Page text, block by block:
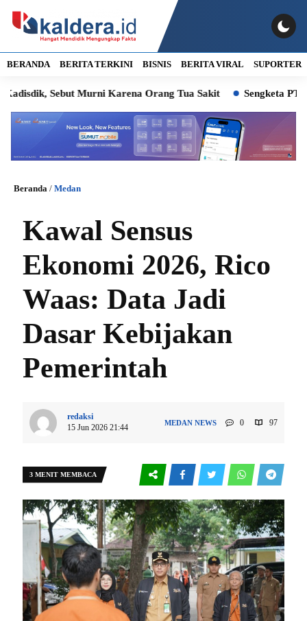
BERANDA BERITA TERKINI BISNIS BERITA VIRAL SUPORTER
Murni Karena Orang Tua Sakit Sengketa PT Indofarm
Beranda / Medan
Kawal Sensus
Ekonomi 2026, Rico
Waas: Data Jadi
Dasar Kebijakan
Pemerintah
redaksi
15 Jun 2026 21:44
MEDAN NEWS 0 97
3 MENIT MEMBACA